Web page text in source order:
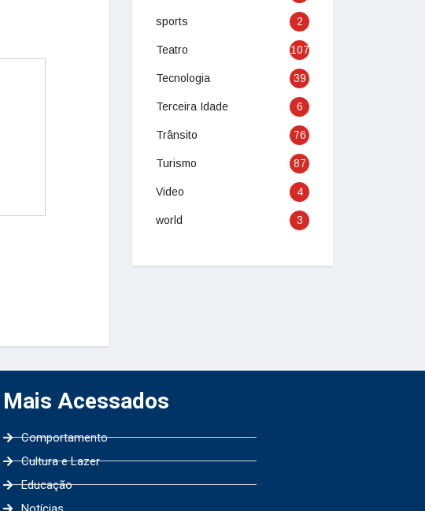
sports 2
Teatro 107
Tecnologia 39
Terceira Idade 6
Trânsito 76
Turismo 87
Video 4
world 3
Mais Acessados
Comportamento
Cultura e Lazer
Educação